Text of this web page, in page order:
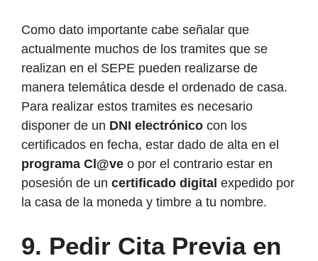
Como dato importante cabe señalar que
actualmente muchos de los tramites que se
realizan en el SEPE pueden realizarse de
manera telemática desde el ordenado de casa.
Para realizar estos tramites es necesario
disponer de un DNI electrónico con los
certificados en fecha, estar dado de alta en el
programa Cl@ve o por el contrario estar en
posesión de un certificado digital expedido por
la casa de la moneda y timbre a tu nombre.
9. Pedir Cita Previa en